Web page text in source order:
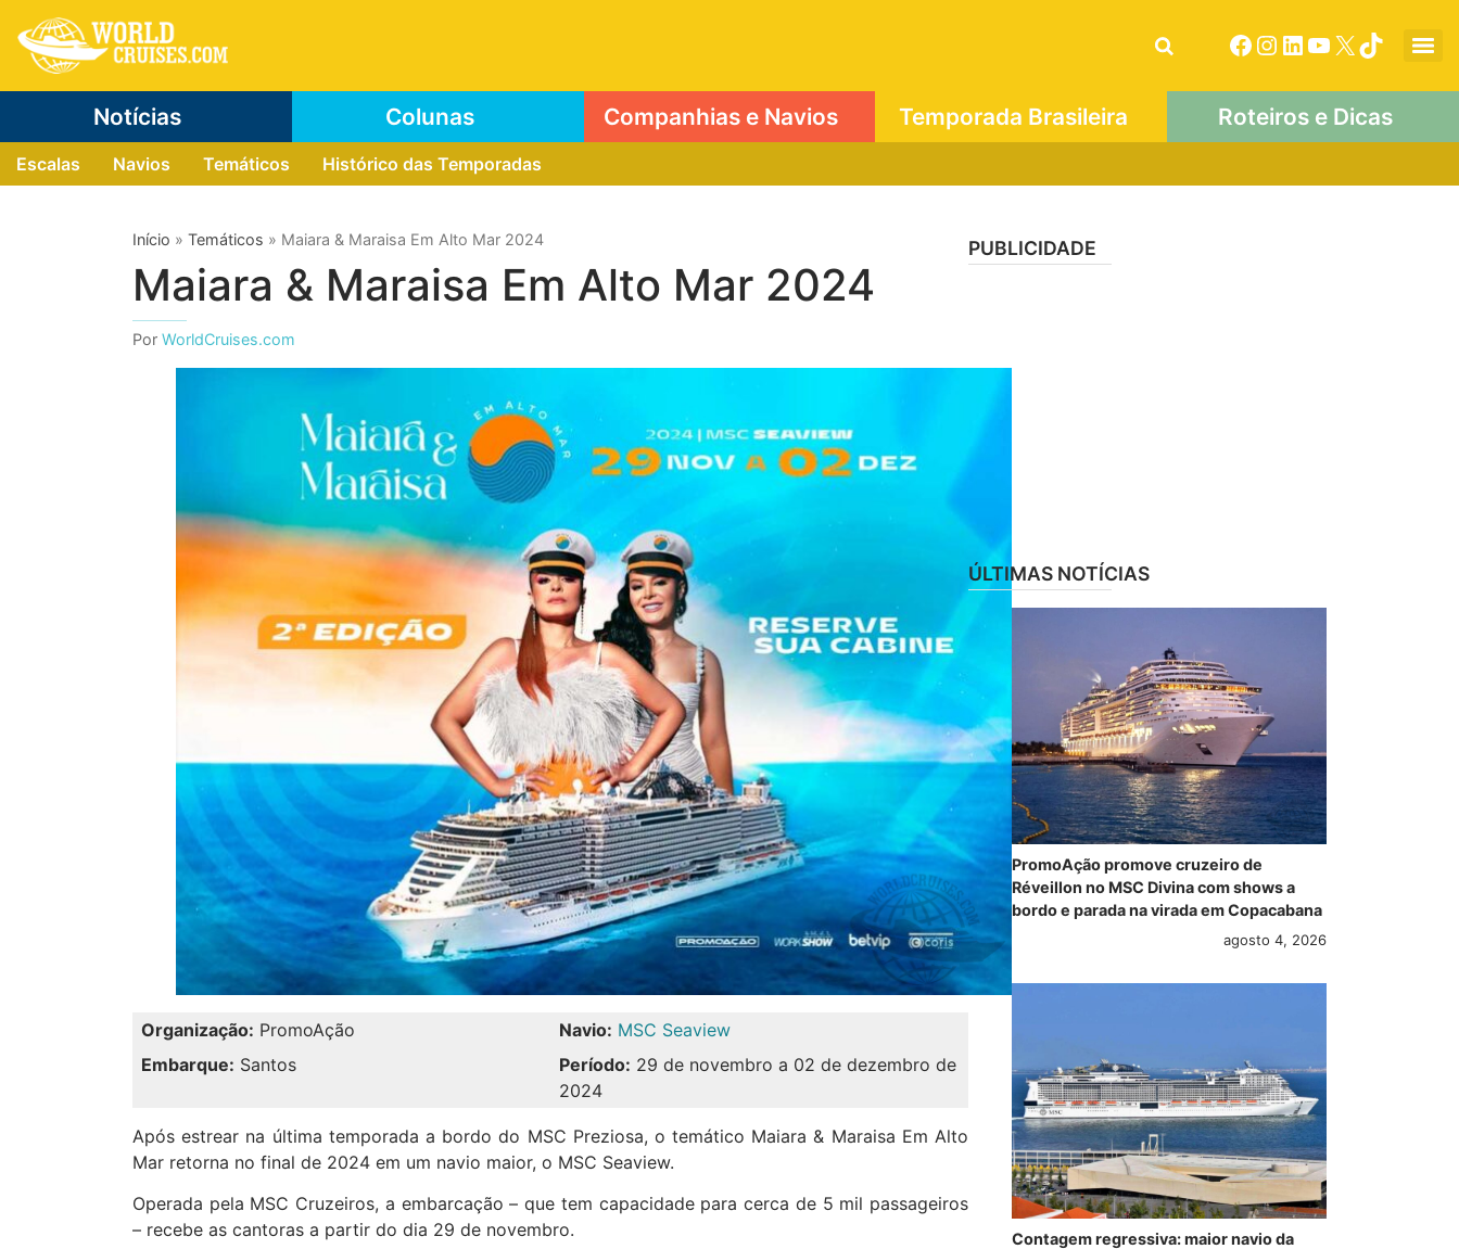
Notícias Colunas Companhias e Navios Temporada Brasileira
Escalas Navios Temáticos Histórico das Temporadas
Roteiros e Dicas
Início » Temáticos » Maiara & Maraisa Em Alto Mar 2024
Maiara & Maraisa Em Alto Mar 2024
Por WorldCruises.com
Organização: PromoAção Navio: MSC Seaview
Embarque: Santos Período: 29 de novembro a 02 de dezembro de
2024
Após estrear na última temporada a bordo do MSC Preziosa, o temático Maiara & Maraisa Em Alto
Mar retorna no final de 2024 em um navio maior, o MSC Seaview.
Operada pela MSC Cruzeiros, a embarcação – que tem capacidade para cerca de 5 mil passageiros
– recebe as cantoras a partir do dia 29 de novembro.
PUBLICIDADE
ÚLTIMAS NOTÍCIAS
PromoAção promove cruzeiro de
Réveillon no MSC Divina com shows a
bordo e parada na virada em Copacabana
agosto 4, 2026
Contagem regressiva: maior navio da